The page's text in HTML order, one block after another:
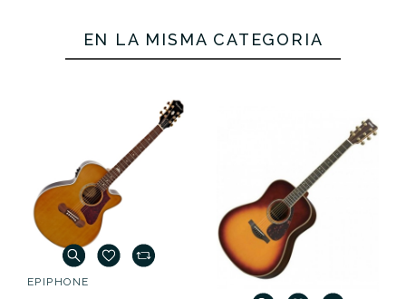
EN LA MISMA CATEGORÍA
EPIPHONE